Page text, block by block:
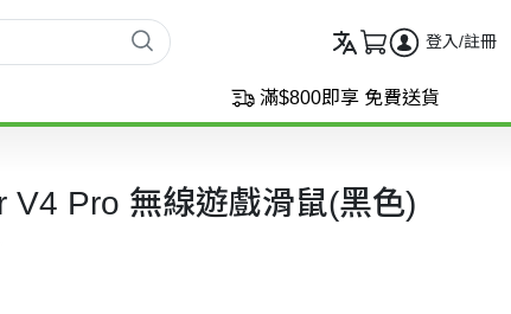
登入/註冊
滿$800即享 免費送貨
V4 Pro 無線遊戲滑鼠(黑色)